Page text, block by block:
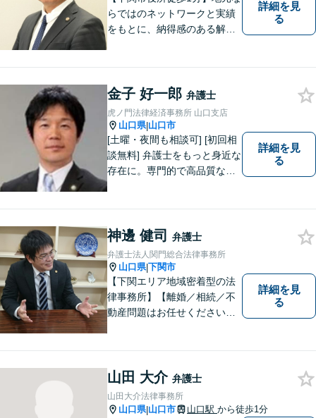
らではのネットワークと実績
をもとに、納得感のある解決
詳細を見
る
金子 好一郎 弁護士
虎ノ門法律経済事務所 山口支店
山口県|山口市
[土曜・夜間も相談可] [初回相
談無料] 弁護士をもっと身近な
存在に。専門的で高品質なリ
詳細を見
る
神邊 健司 弁護士
弁護士法人関門総合法律事務所
山口県|下関市
【下関エリア地域密着型の法
律事務所】【離婚／相続／不
動産問題はお任せください】
りの声を大切にし、適切な解
決方法をご提案いたします。
詳細を見
る
山田 大介 弁護士
山田大介法律事務所
山口県|山口市 山口駅 から徒歩1分